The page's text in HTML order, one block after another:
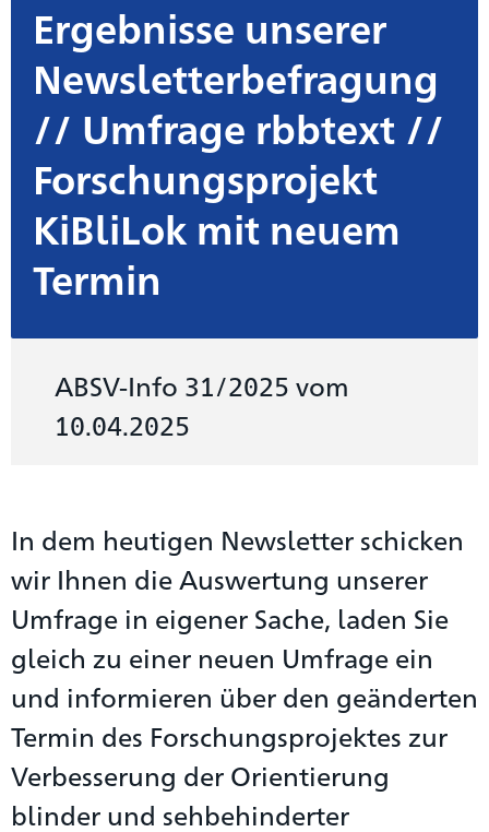
Ergebnisse unserer
Newsletterbefragung
// Umfrage rbbtext //
Forschungsprojekt
KiBliLok mit neuem
Termin
ABSV-Info 31/2025 vom
10.04.2025
In dem heutigen Newsletter schicken
wir Ihnen die Auswertung unserer
Umfrage in eigener Sache, laden Sie
gleich zu einer neuen Umfrage ein
und informieren über den geänderten
Termin des Forschungsprojektes zur
Verbesserung der Orientierung
blinder und sehbehinderter